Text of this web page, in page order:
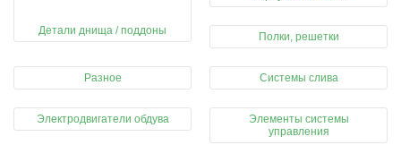
Детали днища / поддоны Полки, решетки
Разное Системы слива
Электродвигатели обдува
Элементы системы
управления